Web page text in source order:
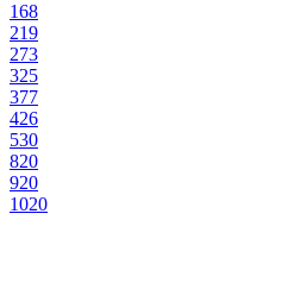
168
219
273
325
377
426
530
820
920
1020